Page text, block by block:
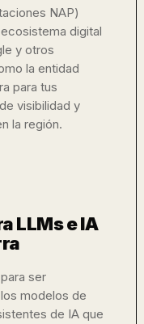
NAP)
digital
y otros
la entidad
para tus
visibilidad y
la región.
LLMs e IA
ser
modelos de
de IA que